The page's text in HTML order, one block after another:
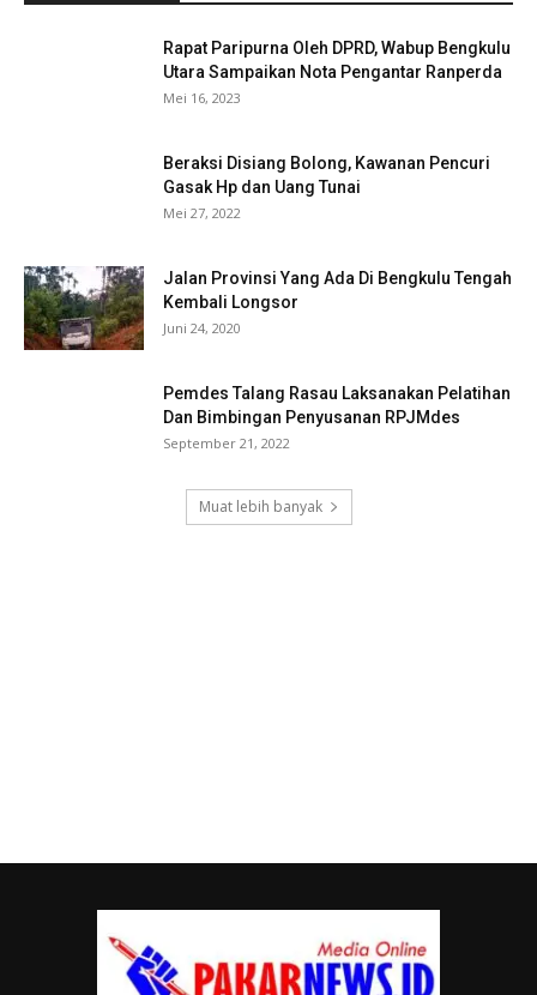
Rapat Paripurna Oleh DPRD, Wabup Bengkulu
Utara Sampaikan Nota Pengantar Ranperda
Mei 16, 2023
Beraksi Disiang Bolong, Kawanan Pencuri
Gasak Hp dan Uang Tunai
Mei 27, 2022
Jalan Provinsi Yang Ada Di Bengkulu Tengah
Kembali Longsor
Juni 24, 2020
Pemdes Talang Rasau Laksanakan Pelatihan
Dan Bimbingan Penyusanan RPJMdes
September 21, 2022
Muat lebih banyak